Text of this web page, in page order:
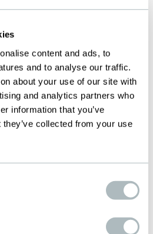
content and ads, to
and to analyse our traffic.
about your use of our site with
and analytics partners who
information that you’ve
collected from your use